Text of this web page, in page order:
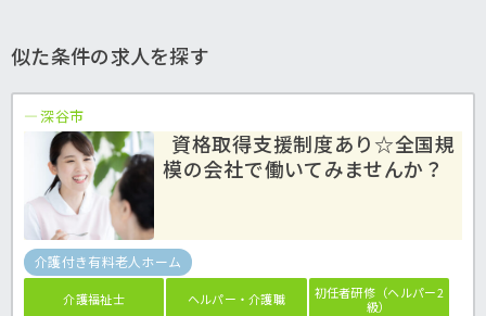
似た条件の求人を探す
深谷市
資格取得支援制度あり☆全国規
模の会社で働いてみませんか？
介護付き有料老人ホーム
介護福祉士 ヘルパー・介護職
初任者研修（ヘルパー2
級）